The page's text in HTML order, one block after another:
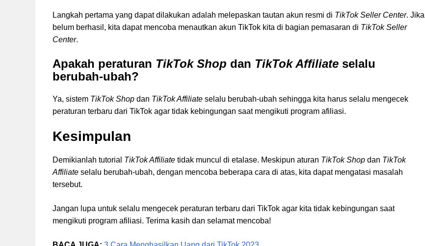
Langkah pertama yang dapat dilakukan adalah melepaskan tautan akun resmi di TikTok Seller Center. Jika
belum berhasil, kita dapat mencoba menautkan akun TikTok kita di bagian pemasaran di TikTok Seller
Center.
Apakah peraturan TikTok Shop dan TikTok Affiliate selalu
berubah-ubah?
Ya, sistem TikTok Shop dan TikTok Affiliate selalu berubah-ubah sehingga kita harus selalu mengecek
peraturan terbaru dari TikTok agar tidak kebingungan saat mengikuti program afiliasi.
Kesimpulan
Demikianlah tutorial TikTok Affiliate tidak muncul di etalase. Meskipun aturan TikTok Shop dan TikTok
Affiliate selalu berubah-ubah, dengan mencoba beberapa cara di atas, kita dapat mengatasi masalah
tersebut.
Jangan lupa untuk selalu mengecek peraturan terbaru dari TikTok agar kita tidak kebingungan saat
mengikuti program afiliasi. Terima kasih dan selamat mencoba!